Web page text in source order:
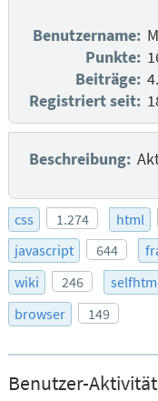
Benutzername:
Punkte:
Beiträge:
Registriert seit:
Beschreibung:
css 1.274 html
javascript
644
wiki
246
browser
149
Benutzer-Aktivität